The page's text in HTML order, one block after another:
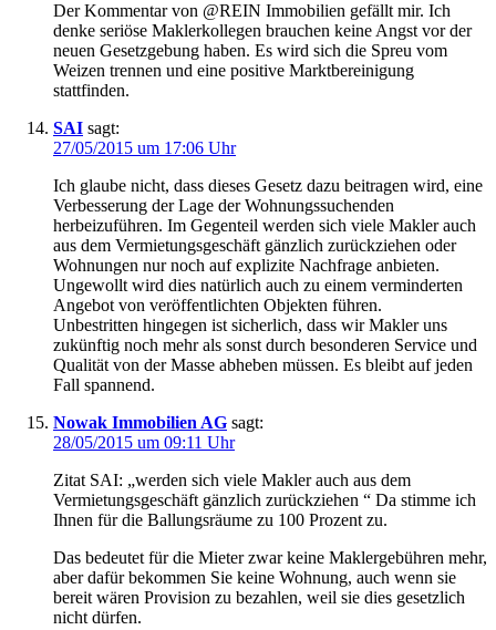
Der Kommentar von @REIN Immobilien gefällt mir. Ich
denke seriöse Maklerkollegen brauchen keine Angst vor der
neuen Gesetzgebung haben. Es wird sich die Spreu vom
Weizen trennen und eine positive Marktbereinigung
stattfinden.
SAI sagt:
27/05/2015 um 17:06 Uhr
Ich glaube nicht, dass dieses Gesetz dazu beitragen wird, eine
Verbesserung der Lage der Wohnungssuchenden
herbeizuführen. Im Gegenteil werden sich viele Makler auch
aus dem Vermietungsgeschäft gänzlich zurückziehen oder
Wohnungen nur noch auf explizite Nachfrage anbieten.
Ungewollt wird dies natürlich auch zu einem verminderten
Angebot von veröffentlichten Objekten führen.
Unbestritten hingegen ist sicherlich, dass wir Makler uns
zukünftig noch mehr als sonst durch besonderen Service und
Qualität von der Masse abheben müssen. Es bleibt auf jeden
Fall spannend.
Nowak Immobilien AG sagt:
28/05/2015 um 09:11 Uhr
Zitat SAI: „werden sich viele Makler auch aus dem
Vermietungsgeschäft gänzlich zurückziehen “ Da stimme ich
Ihnen für die Ballungsräume zu 100 Prozent zu.
Das bedeutet für die Mieter zwar keine Maklergebühren mehr,
aber dafür bekommen Sie keine Wohnung, auch wenn sie
bereit wären Provision zu bezahlen, weil sie dies gesetzlich
nicht dürfen.